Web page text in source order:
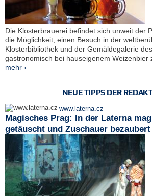
Die Klosterbrauerei befindet sich unweit der
die Möglichkeit, einen Besuch in der
Klosterbibliothek und der Gemäldegalerie
gastronomisch bei hauseigenem Weizenbier
mehr ›
NEUE TIPPS DER
www.laterna.cz
Magisches Prag: In der Laterna
getäuscht und Zuschauer bezaubert